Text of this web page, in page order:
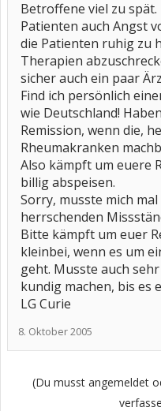
Betroffene viel zu
Patienten auch Angst
die Patienten ruhig zu
Therapien
sicher auch ein paar
Find ich persönlich
wie Deutschland!
Remission, wenn die,
Rheumakranken
Also kämpft um euere
billig abspeisen.
Sorry, musste mich
herrschenden
Bitte kämpft um euer
kleinbei, wenn es um
geht. Musste auch
kundig machen, bis es
LG Curie
8. Oktober 2005
(Du musst angemeldet